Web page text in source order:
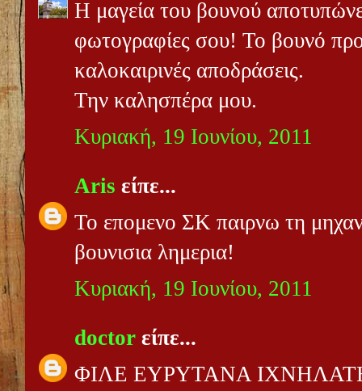
Η μαγεία του βουνού
φωτογραφίες σου! Το βουνό
καλοκαιρινές αποδράσεις.
Την καλησπέρα μου.
Κυριακή, 19 Ιουνίου, 2011
Aris είπε...
Το επομενο ΣΚ παιρνω τη
βουνισια λημερια!
Κυριακή, 19 Ιουνίου, 2011
doctor είπε...
ΦΙΛΕ ΕΥΡΥΤΑΝΑ